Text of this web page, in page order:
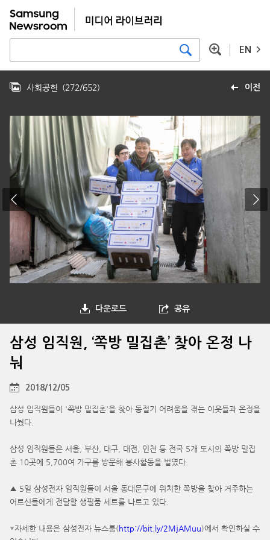
EN
이전
사회공헌 (272/652)
다운로드 공유
삼성 임직원, ‘쪽방 밀집촌’ 찾아 온정 나
눠
2018/12/05
삼성 임직원들이 '쪽방 밀집촌'을 찾아 동절기 어려움을 겪는 이웃들과 온정을
나눴다.
삼성 임직원들은 서울, 부산, 대구, 대전, 인천 등 전국 5개 도시의 쪽방 밀집
촌 10곳에 5,700여 가구를 방문해 봉사활동을 벌였다.
▲ 5일 삼성전자 임직원들이 서울 동대문구에 위치한 쪽방을 찾아 거주하는
어르신들에게 전달할 생필품 세트를 나르고 있다.
*자세한 내용은 삼성전자 뉴스룸(http://bit.ly/2MjAMuu)에서 확인하실 수